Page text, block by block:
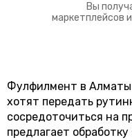
Вы
маркетплейсов
Фулфилмент в
хотят передать
сосредоточиться на
предлагает